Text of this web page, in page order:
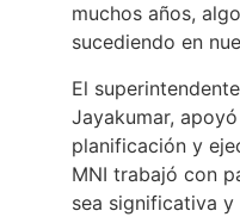
muchos años,
sucediendo en
El
Jayakumar,
planificación y
MNI trabajó con
sea significativa